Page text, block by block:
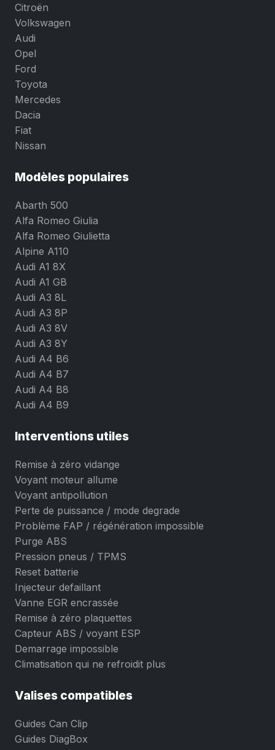
Citroën
Volkswagen
Audi
Opel
Ford
Toyota
Mercedes
Dacia
Fiat
Nissan
Modèles populaires
Abarth 500
Alfa Romeo Giulia
Alfa Romeo Giulietta
Alpine A110
Audi A1 8X
Audi A1 GB
Audi A3 8L
Audi A3 8P
Audi A3 8V
Audi A3 8Y
Audi A4 B6
Audi A4 B7
Audi A4 B8
Audi A4 B9
Interventions utiles
Remise à zéro vidange
Voyant moteur allume
Voyant antipollution
Perte de puissance / mode degrade
Problème FAP / régénération impossible
Purge ABS
Pression pneus / TPMS
Reset batterie
Injecteur defaillant
Vanne EGR encrassée
Remise à zéro plaquettes
Capteur ABS / voyant ESP
Demarrage impossible
Climatisation qui ne refroidit plus
Valises compatibles
Guides Can Clip
Guides DiagBox